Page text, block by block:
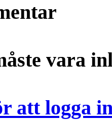
vara
att logga